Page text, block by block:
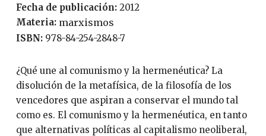
Fecha de publicación:
2012
Materia: marxismos
ISBN: 978-84-254-2848-7
¿Qué une al comunismo y la hermenéutica? La
disolución de la metafísica, de la filosofía de los
vencedores que aspiran a conservar el mundo tal
como es. El comunismo y la hermenéutica, en tanto
que alternativas políticas al capitalismo neoliberal,